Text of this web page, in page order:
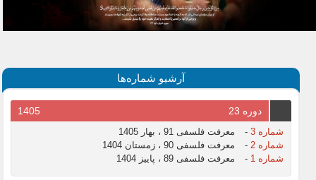
آرشیو شماره‌ها
دوره 23 1405
شماره 3 -
معرفت فلسفی 91 ، بهار 1405
شماره 2
-
معرفت فلسفی 90 ، زمستان 1404
شماره 1
- معرفت فلسفی 89 ، پاییز 1404